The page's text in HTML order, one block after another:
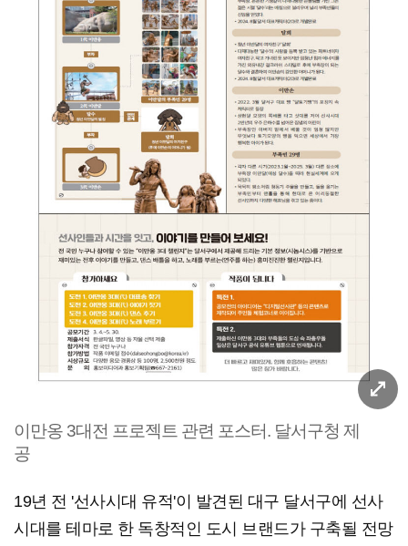
이만옹 3대전 프로젝트 관련 포스터. 달서구청 제
공
19년 전 '선사시대 유적'이 발견된 대구 달서구에 선사
시대를 테마로 한 독창적인 도시 브랜드가 구축될 전망